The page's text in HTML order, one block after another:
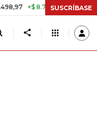
+$ 8.753,81 +2,19% TASA
SUSCRÍBASE